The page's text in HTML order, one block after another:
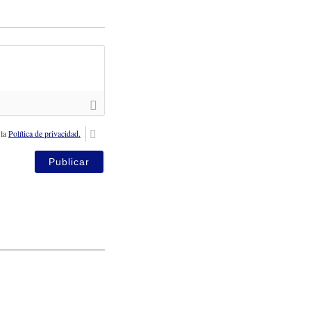
Política de privacidad.